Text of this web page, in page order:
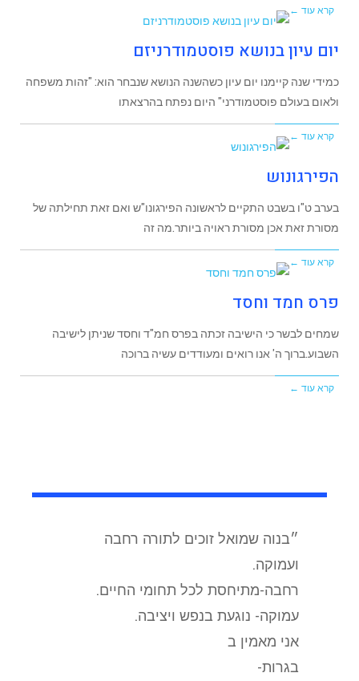
קרא עוד ←
יום עיון בנושא פוסטמודרניזם
כמידי שנה קיימנו יום עיון כשהשנה הנושא שנבחר הוא: "זהות משפחה
ולאום בעולם פוסטמודרני" היום נפתח בהרצאתו
קרא עוד ←
הפירגונוש
בערב ט"ו בשבט התקיים לראשונה הפירגונו"ש ואם זאת תחילתה של
מסורת זאת אכן מסורת ראויה ביותר.מה זה
קרא עוד ←
פרס חמד וחסד
שמחים לבשר כי הישיבה זכתה בפרס חמ"ד וחסד שניתן לישיבה
השבוע.ברוך ה' אנו רואים ומעודדים עשיה ברוכה
קרא עוד ←
״בנוה שמואל זוכים לתורה רחבה
ועמוקה.
רחבה-מתיחסת לכל תחומי החיים.
עמוקה- נוגעת בנפש ויציבה.
אני מאמין ב
בגרות-